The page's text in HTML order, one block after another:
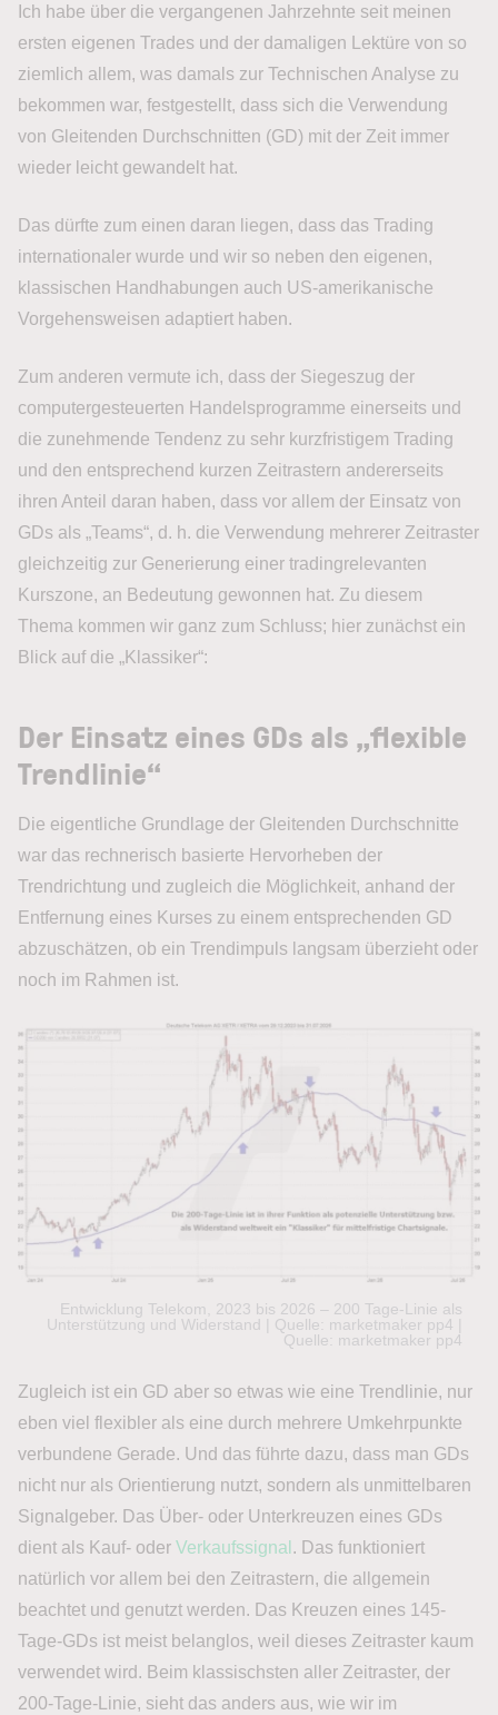
Ich habe über die vergangenen Jahrzehnte seit meinen
ersten eigenen Trades und der damaligen Lektüre von so
ziemlich allem, was damals zur Technischen Analyse zu
bekommen war, festgestellt, dass sich die Verwendung
von Gleitenden Durchschnitten (GD) mit der Zeit immer
wieder leicht gewandelt hat.
Das dürfte zum einen daran liegen, dass das Trading
internationaler wurde und wir so neben den eigenen,
klassischen Handhabungen auch US-amerikanische
Vorgehensweisen adaptiert haben.
Zum anderen vermute ich, dass der Siegeszug der
computergesteuerten Handelsprogramme einerseits und
die zunehmende Tendenz zu sehr kurzfristigem Trading
und den entsprechend kurzen Zeitrastern andererseits
ihren Anteil daran haben, dass vor allem der Einsatz von
GDs als „Teams“, d. h. die Verwendung mehrerer Zeitraster
gleichzeitig zur Generierung einer tradingrelevanten
Kurszone, an Bedeutung gewonnen hat. Zu diesem
Thema kommen wir ganz zum Schluss; hier zunächst ein
Blick auf die „Klassiker“:
Der Einsatz eines GDs als „flexible
Trendlinie“
Die eigentliche Grundlage der Gleitenden Durchschnitte
war das rechnerisch basierte Hervorheben der
Trendrichtung und zugleich die Möglichkeit, anhand der
Entfernung eines Kurses zu einem entsprechenden GD
abzuschätzen, ob ein Trendimpuls langsam überzieht oder
noch im Rahmen ist.
Entwicklung Telekom, 2023 bis 2026 – 200 Tage-Linie als
Unterstützung und Widerstand | Quelle: marketmaker pp4 |
Quelle: marketmaker pp4
Zugleich ist ein GD aber so etwas wie eine Trendlinie, nur
eben viel flexibler als eine durch mehrere Umkehrpunkte
verbundene Gerade. Und das führte dazu, dass man GDs
nicht nur als Orientierung nutzt, sondern als unmittelbaren
Signalgeber. Das Über- oder Unterkreuzen eines GDs
dient als Kauf- oder Verkaufssignal . Das funktioniert
natürlich vor allem bei den Zeitrastern, die allgemein
beachtet und genutzt werden. Das Kreuzen eines 145-
Tage-GDs ist meist belanglos, weil dieses Zeitraster kaum
verwendet wird. Beim klassischsten aller Zeitraster, der
200-Tage-Linie, sieht das anders aus, wie wir im